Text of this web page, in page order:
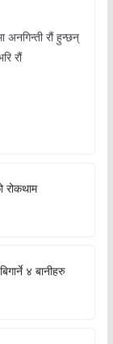
अनगिन्ती रौं हुन्छन्
रौं
रोकथाम
४ बानीहरु